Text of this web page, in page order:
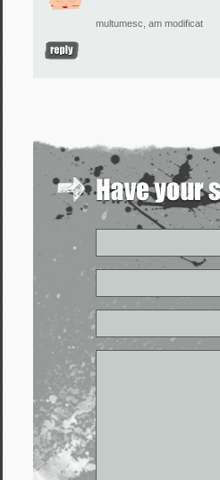
multumesc, am modificat